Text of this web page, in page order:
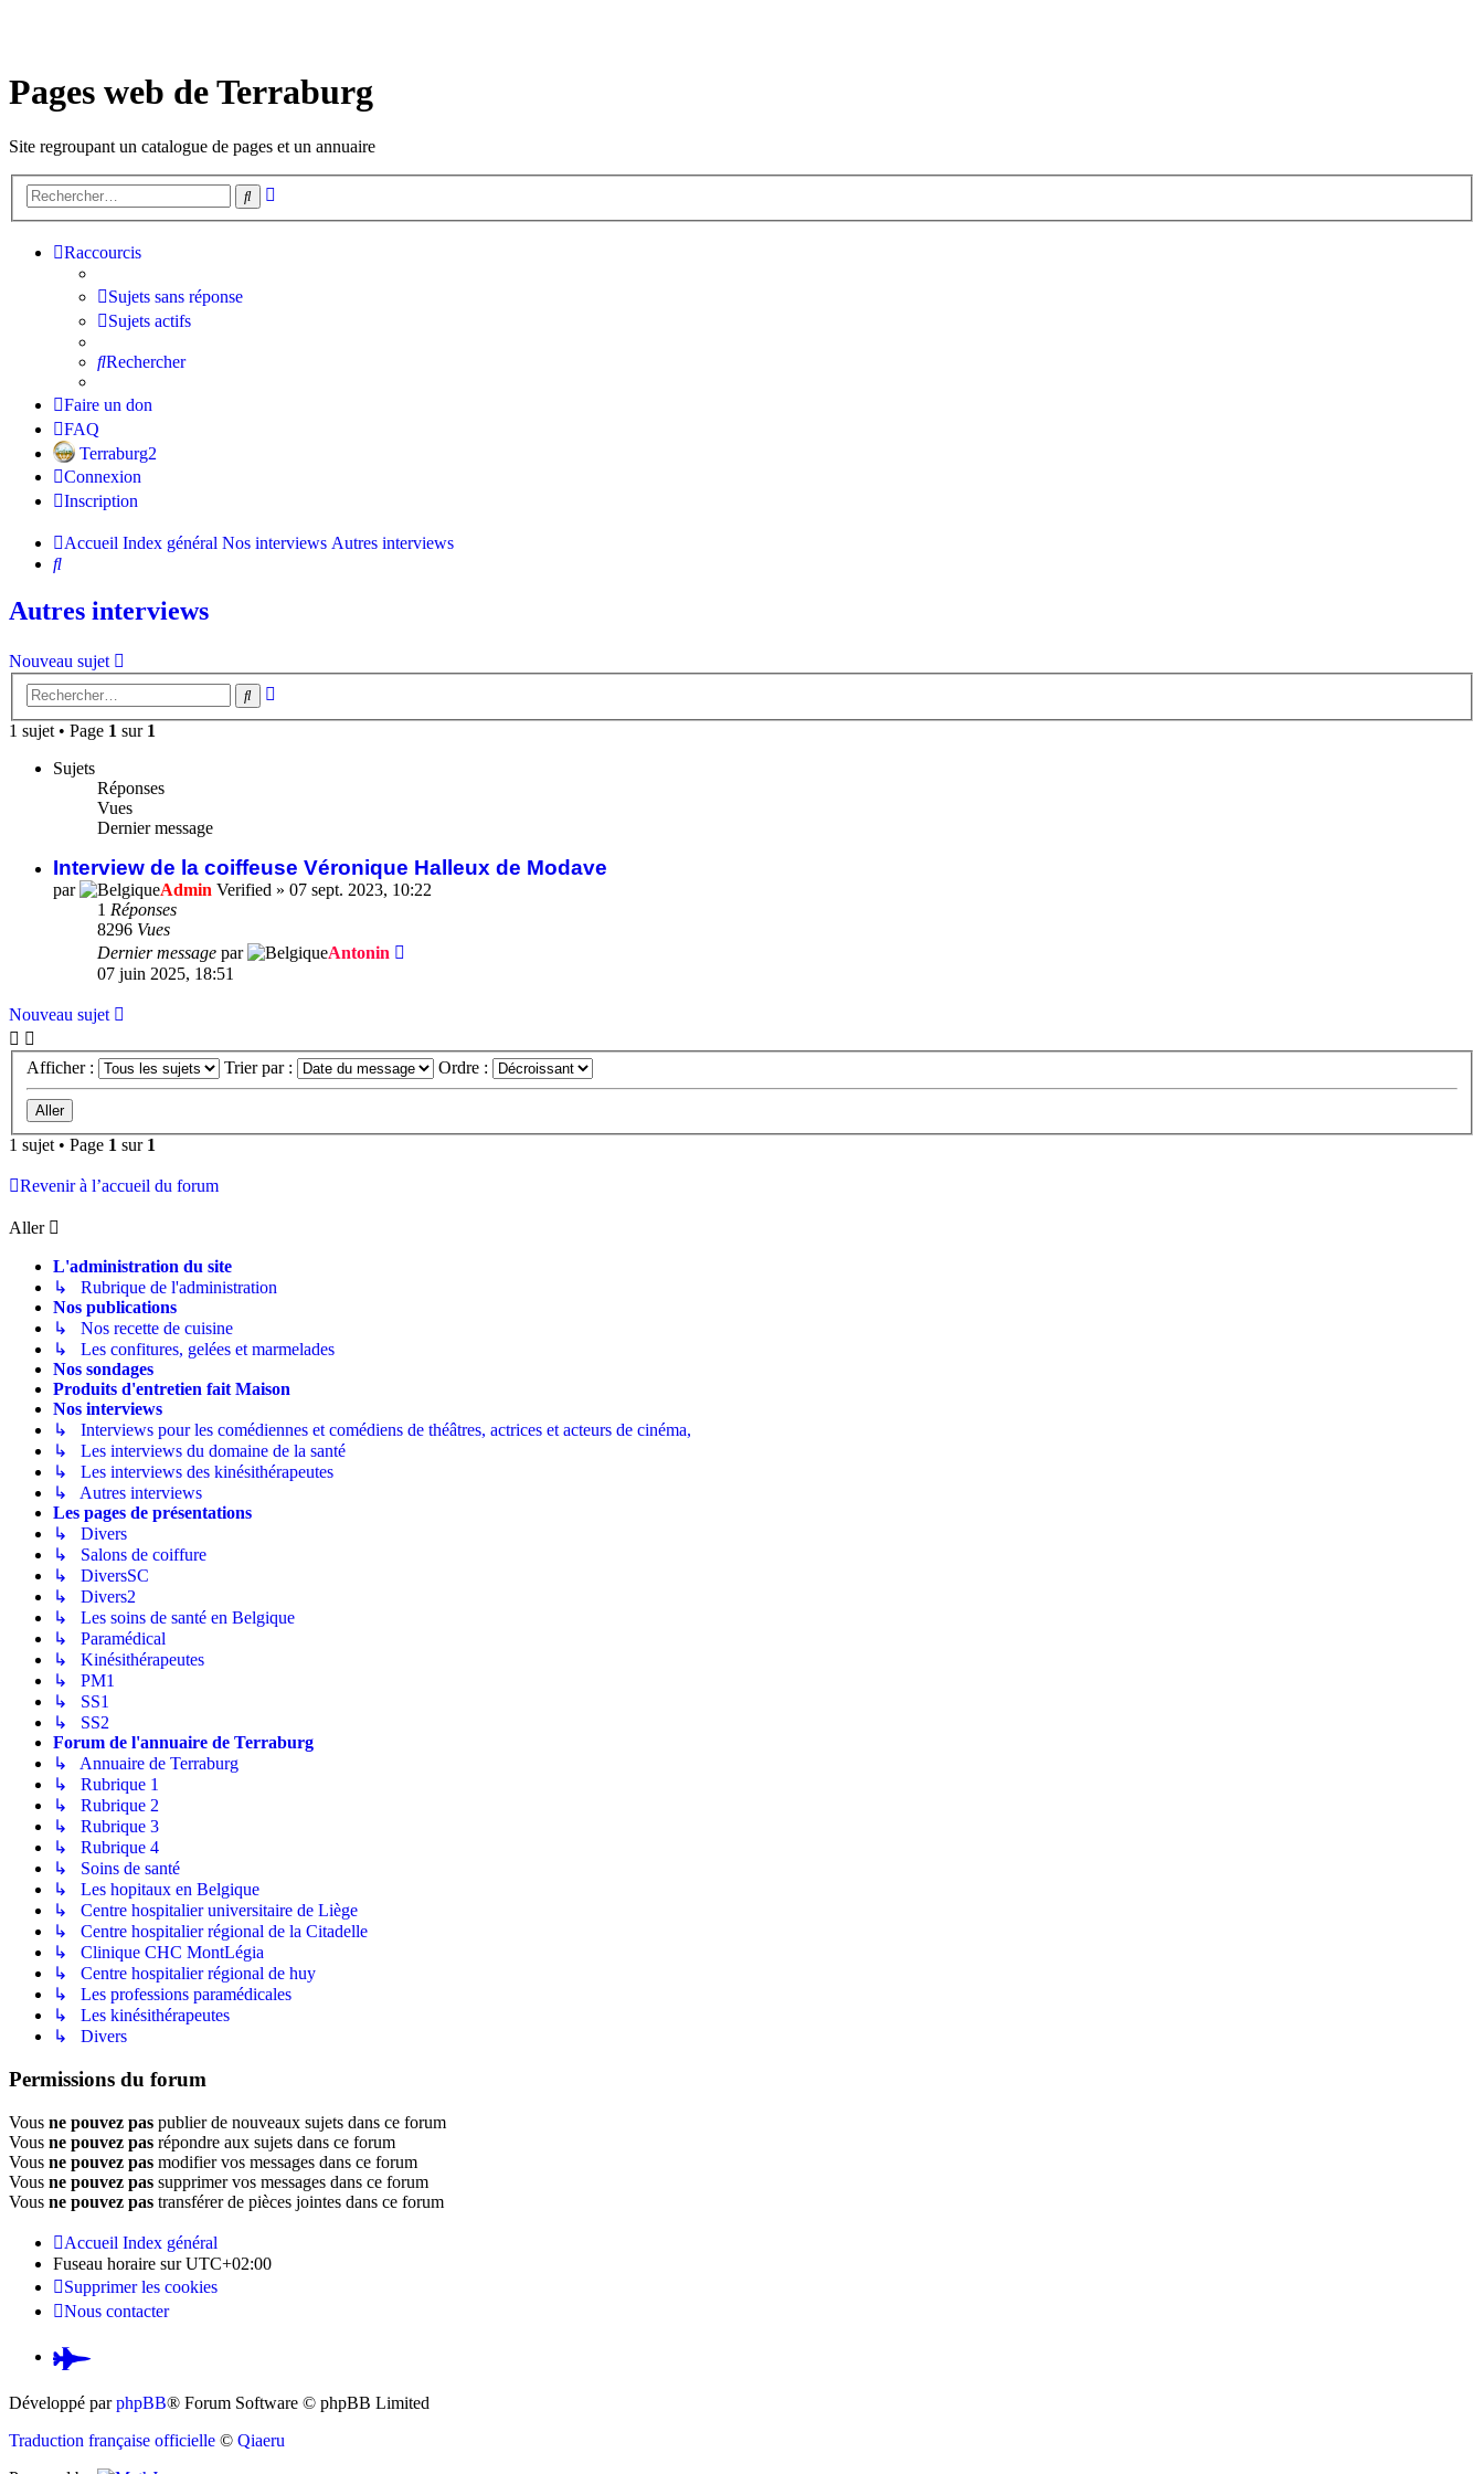
Pages web de Terraburg
Site regroupant un catalogue de pages et un annuaire
Rechercher
Raccourcis
Sujets sans réponse
Sujets actifs
Rechercher
Faire un don
FAQ
Terraburg2
Connexion
Inscription
Accueil Index général Nos interviews Autres interviews
Rechercher
Autres interviews
Nouveau sujet
Rechercher
1 sujet • Page 1 sur 1
Sujets
Réponses
Vues
Dernier message
Interview de la coiffeuse Véronique Halleux de Modave
par Admin Verified » 07 sept. 2023, 10:22
1 Réponses
8296 Vues
Dernier message par
Antonin
07 juin 2025, 18:51
Nouveau sujet
Afficher : Trier par : Ordre :
1 sujet • Page 1 sur 1
Revenir à l’accueil du forum
Aller
L'administration du site
↳ Rubrique de l'administration
Nos publications
↳ Nos recette de cuisine
↳ Les confitures, gelées et marmelades
Nos sondages
Produits d'entretien fait Maison
Nos interviews
↳ Interviews pour les comédiennes et comédiens de théâtres, actrices et acteurs de cinéma,
↳ Les interviews du domaine de la santé
↳ Les interviews des kinésithérapeutes
↳ Autres interviews
Les pages de présentations
↳ Divers
↳ Salons de coiffure
↳ DiversSC
↳ Divers2
↳ Les soins de santé en Belgique
↳ Paramédical
↳ Kinésithérapeutes
↳ PM1
↳ SS1
↳ SS2
Forum de l'annuaire de Terraburg
↳ Annuaire de Terraburg
↳ Rubrique 1
↳ Rubrique 2
↳ Rubrique 3
↳ Rubrique 4
↳ Soins de santé
↳ Les hopitaux en Belgique
↳ Centre hospitalier universitaire de Liège
↳ Centre hospitalier régional de la Citadelle
↳ Clinique CHC MontLégia
↳ Centre hospitalier régional de huy
↳ Les professions paramédicales
↳ Les kinésithérapeutes
↳ Divers
Permissions du forum
Vous ne pouvez pas publier de nouveaux sujets dans ce forum
Vous ne pouvez pas répondre aux sujets dans ce forum
Vous ne pouvez pas modifier vos messages dans ce forum
Vous ne pouvez pas supprimer vos messages dans ce forum
Vous ne pouvez pas transférer de pièces jointes dans ce forum
Accueil Index général
Fuseau horaire surUTC+02:00
Supprimer les cookies
Nous contacter
Pardus.at
(S’ouvre
Développé parphpBB® Forum Software © phpBB Limited
Traduction française officielle © Qiaeru